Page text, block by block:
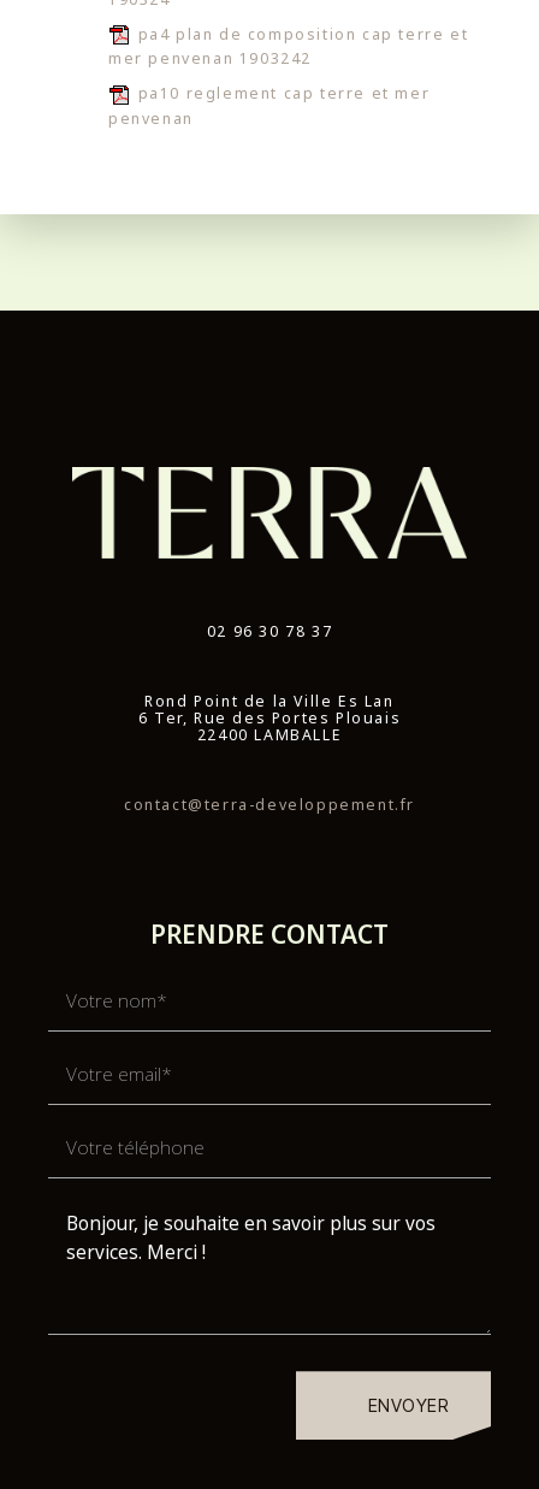
pa4 plan de composition cap terre et
mer penvenan 1903242
pa10 reglement cap terre et mer
penvenan
02 96 30 78 37
Rond Point de la Ville Es Lan
6 Ter, Rue des Portes Plouais
22400 LAMBALLE
contact@terra-developpement.fr
PRENDRE CONTACT
ENVOYER